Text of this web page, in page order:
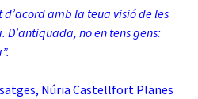
d’acord amb la teua visió de les
D’antiquada, no en tens gens:
Núria Castellfort Planes